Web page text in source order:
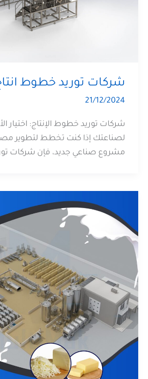
شركات توريد خطوط
21/12/2024
شركات توريد خطوط الإنتاج: اختيار
لصناعتك إذا كنت تخطط لتطوير
مشروع صناعي جديد، فإن شركات